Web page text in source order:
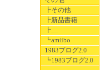
┣その他
┣新品書籍
┣__
┗amiibo
1983ブログ2.0
┗1983ブログ2.0